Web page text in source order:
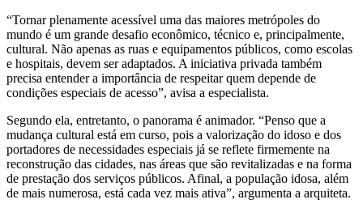
“Tornar plenamente acessível uma das maiores metrópoles do
mundo é um grande desafio econômico, técnico e, principalmente,
cultural. Não apenas as ruas e equipamentos públicos, como escolas
e hospitais, devem ser adaptados. A iniciativa privada também
precisa entender a importância de respeitar quem depende de
condições especiais de acesso”, avisa a especialista.
Segundo ela, entretanto, o panorama é animador. “Penso que a
mudança cultural está em curso, pois a valorização do idoso e dos
portadores de necessidades especiais já se reflete firmemente na
reconstrução das cidades, nas áreas que são revitalizadas e na forma
de prestação dos serviços públicos. Afinal, a população idosa, além
de mais numerosa, está cada vez mais ativa”, argumenta a arquiteta.